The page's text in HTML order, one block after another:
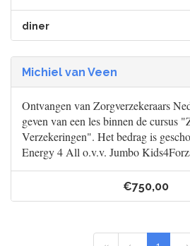
diner
Michiel van Veen
Ontvangen van Zorgverzekeraars
geven van een les binnen de cursus
Verzekeringen". Het bedrag is
Energy 4 All o.v.v. Jumbo
€750,00